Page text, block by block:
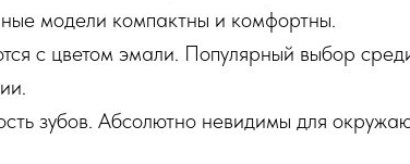
модели компактны и комфортны.
с цветом эмали. Популярный выбор
зубов. Абсолютно невидимы для